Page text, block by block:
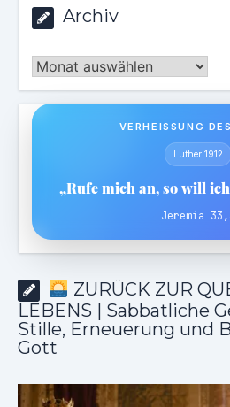
Archiv
Archiv
VERHEISSUNG
Luther 1912
„Rufe mich an, so will
Jeremia
ZURÜCK ZUR
LEBENS | Sabbatliche
Stille, Erneuerung und
Gott